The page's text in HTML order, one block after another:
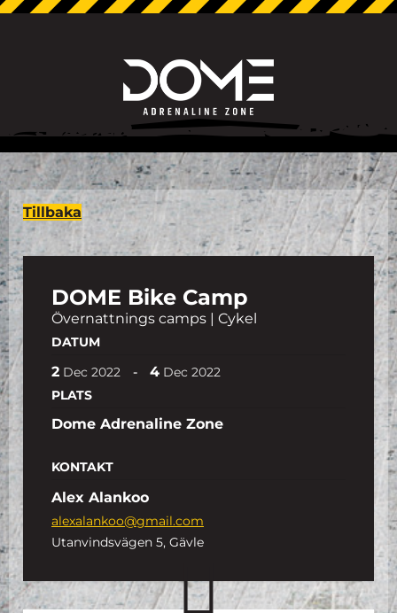
Tillbaka
DOME Bike Camp
Övernattnings camps | Cykel
DATUM
2 Dec 2022 - 4 Dec 2022
PLATS
Dome Adrenaline Zone
KONTAKT
Alex Alankoo
alexalankoo@gmail.com
Utanvindsvägen 5, Gävle